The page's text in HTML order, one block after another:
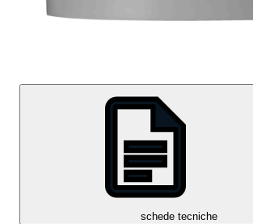
schede tecniche